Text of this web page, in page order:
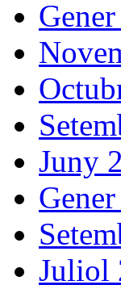
Juny
Juliol